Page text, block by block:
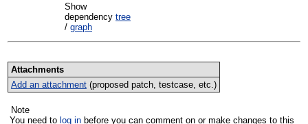
Show
dependency tree
/ graph
Attachments
Add an attachment(proposed patch, testcase, etc.)
Note
You need to log in